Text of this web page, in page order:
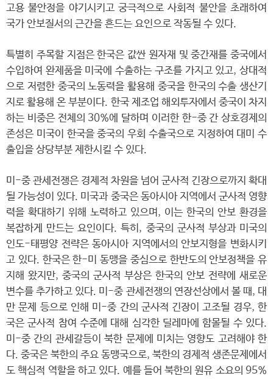
고용 불안정을 야기시키고 궁극적으로 사회적 불안을 초래하여
국가 안보질서의 근간을 흔드는 요인으로 작동될 수 있다.
특별히 주목할 지점은 한국은 값싼 원자재 및 중간재를 중국에서
수입하여 완제품을 미국에 수출하는 구조를 가지고 있고, 상대적
으로 저렴한 중국의 노동력을 활용해 중국을 한국의 수출 생산기
지로 활용해 온 부분이다. 한국 제조업 해외투자에서 중국이 차지
하는 비중은 전체의 30%에 달하며 이러한 한-중 간 상호경제의
존성은 미국이 한국을 중국의 우회 수출국으로 지정하여 대미 수
출입을 상당부분 제한시킬 수 있다.
미-중 관세전쟁은 경제적 차원을 넘어 군사적 긴장으로까지 확대
될 가능성이 있다. 미국과 중국은 동아시아 지역에서 군사적 영향
력을 확대하기 위해 노력하고 있으며, 이는 한국의 안보 환경을
복잡하게 만드는 요인이다. 특히, 중국의 군사적 부상과 미국의
인도-태평양 전략은 동아시아 지역에서의 안보지형을 변화시키
고 있다. 한국은 한-미 동맹을 중심으로 한반도의 안보정책을 유
지해 왔지만, 중국의 군사적 부상은 한국의 안보 전략에 새로운
변수를 추가하고 있다. 미-중 관세전쟁의 연장선상에서 볼 때, 대
만 문제 등으로 인해 미-중 간의 군사적 긴장이 고조될 경우, 한
국은 군사적 참여 수준에 대해 심각한 딜레마에 함몰될 수 있다.
미-중 간의 관세갈등이 북한 문제에 미치는 영향도 고려해야 한
다. 중국은 북한의 주요 동맹국으로, 북한의 경제적 생존문제에서
도 핵심적 역할을 하고 있다. 예를 들어 북한의 원유 소요의 95%